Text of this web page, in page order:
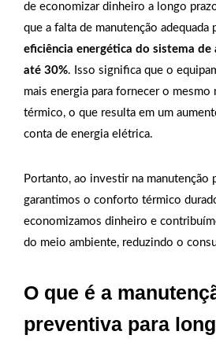
de economizar dinheiro a longo
que a falta de manutenção adequada
eficiência energética do sistema de
até 30%. Isso significa que o
mais energia para fornecer o
térmico, o que resulta em um
conta de energia elétrica.
Portanto, ao investir na manutenção
garantimos o conforto térmico
economizamos dinheiro e
do meio ambiente, reduzindo o
O que é a
preventiva para